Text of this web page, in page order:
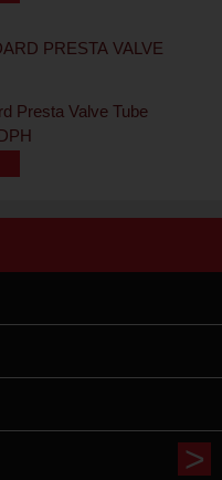
PRESTA VALVE